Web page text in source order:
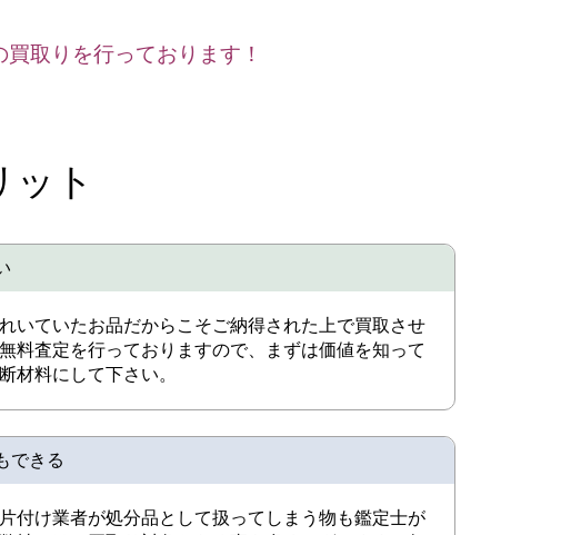
取りを行っております！
ット
いていたお品だからこそご納得された上で買取させ
料査定を行っておりますので、まずは価値を知って
材料にして下さい。
できる
付け業者が処分品として扱ってしまう物も鑑定士が